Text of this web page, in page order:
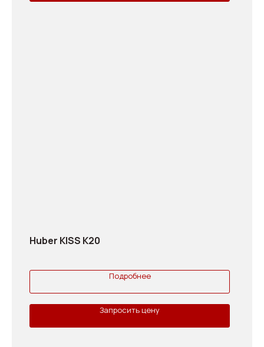
Huber KISS K20
Подробнее
Запросить цену